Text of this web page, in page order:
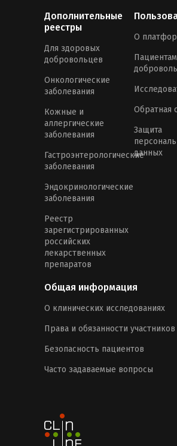
Дополнительные
реестры
Для здоровых
добровольцев
Онкологические
заболевания
Кожные и
аллергические
заболевания
Гастроэнтерологические
заболевания
Эндокринологические
заболевания
Реестр
зарегистрированных
российских
лекарственных
препаратов
О
Обратная
Защита
данных
Общая информация
О клинических исследованиях
Права и обязанности участников
Безопасность пациентов
Часто задаваемые вопросы